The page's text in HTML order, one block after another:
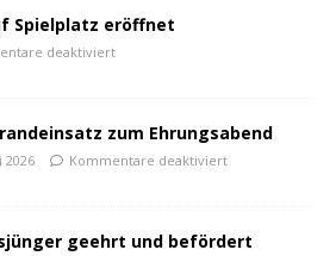
Spielplatz eröffnet
deaktiviert
zum Ehrungsabend
2026 Kommentare deaktiviert
geehrt und befördert